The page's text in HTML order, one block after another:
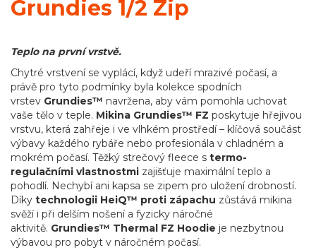
Grundies 1/2 Zip
Teplo na první vrstvě.
Chytré vrstvení se vyplácí, když udeří mrazivé počasí, a
právě pro tyto podmínky byla kolekce spodních
vrstev Grundies™ navržena, aby vám pomohla uchovat
vaše tělo v teple. Mikina Grundies™ FZ poskytuje hřejivou
vrstvu, která zahřeje i ve vlhkém prostředí – klíčová součást
výbavy každého rybáře nebo profesionála v chladném a
mokrém počasí. Těžký strečový fleece s termo-
regulačními vlastnostmi zajišťuje maximální teplo a
pohodlí. Nechybí ani kapsa se zipem pro uložení drobností.
Díky technologii HeiQ™ proti zápachu zůstává mikina
svěží i při delším nošení a fyzicky náročné
aktivitě. Grundies™ Thermal FZ Hoodie je nezbytnou
výbavou pro pobyt v náročném počasí.